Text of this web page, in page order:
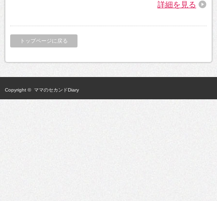
詳細を見る
トップページに戻る
Copyright © ママのセカンドDiary